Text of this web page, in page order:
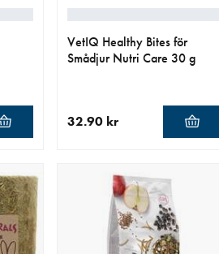
VetIQ Healthy Bites för
Smådjur Nutri Care 30 g
32.90 kr